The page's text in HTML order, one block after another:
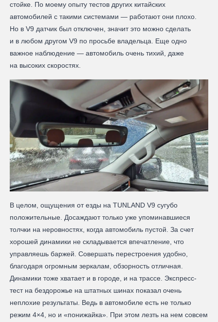
стойке. По моему опыту тестов других китайских
автомобилей с такими системами — работают они плохо.
Но в V9 датчик был отключен, значит это можно сделать
и в любом другом V9 по просьбе владельца. Еще одно
важное наблюдение — автомобиль очень тихий, даже
на высоких скоростях.
В целом, ощущения от езды на TUNLAND V9 сугубо
положительные. Досаждают только уже упоминавшиеся
толчки на неровностях, когда автомобиль пустой. За счет
хорошей динамики не складывается впечатление, что
управляешь баржей. Совершать перестроения удобно,
благодаря огромным зеркалам, обзорность отличная.
Динамики тоже хватает и в городе, и на трассе. Экспресс-
тест на бездорожье на штатных шинах показал очень
неплохие результаты. Ведь в автомобиле есть не только
режим 4×4, но и «понижайка». При этом лезть на нем совсем